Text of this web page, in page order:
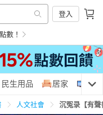
登入
數！
民生用品 居家 3C
人文社會 沉冤录【有聲